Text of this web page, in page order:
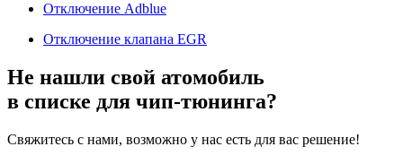
Отключение Adblue
Отключение клапана EGR
Не нашли свой атомобиль
в списке для чип-тюнинга?
Свяжитесь с нами, возможно у нас есть для вас решение!